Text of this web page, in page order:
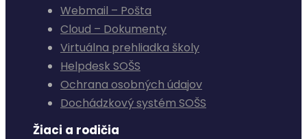
Webmail – Pošta
Cloud – Dokumenty
Virtuálna prehliadka školy
Helpdesk SOŠS
Ochrana osobných údajov
Dochádzkový systém SOŠS
Žiaci a rodičia